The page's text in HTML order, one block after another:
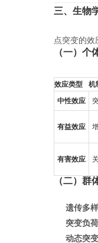
三、生物
点突变的
（一）个
效应类型
机
中性效应
有益效应
有害效应
（二）群
遗传多
突变负荷
动态突变